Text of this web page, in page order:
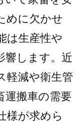
めに欠かせ
は生産性や
響します。近
軽減や衛生管
運搬車の需要
様が求めら